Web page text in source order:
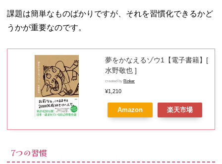
06. 一生に一度は
読むべき本【女
女におなり
なさい~デヴ
ィ夫人の婚
活論
− 花のベッ
して
ままで生き
課題は簡単なものばかりですが、それを習慣化できるかど
うかが重要なのです。
夢をかなえるゾウ1【電子書籍】[
水野敬也 ]
created by Rinker
¥1,210
Amazon 楽天市場
7つの習慣